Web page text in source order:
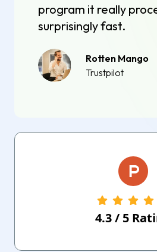
program it really
surprisingly fast.
Rotten Mango
Trustpilot
4.3/ 5